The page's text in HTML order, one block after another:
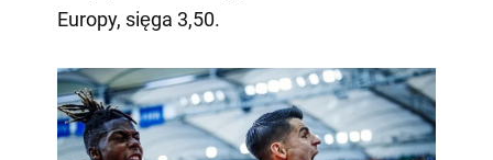
Europy, sięga 3,50.